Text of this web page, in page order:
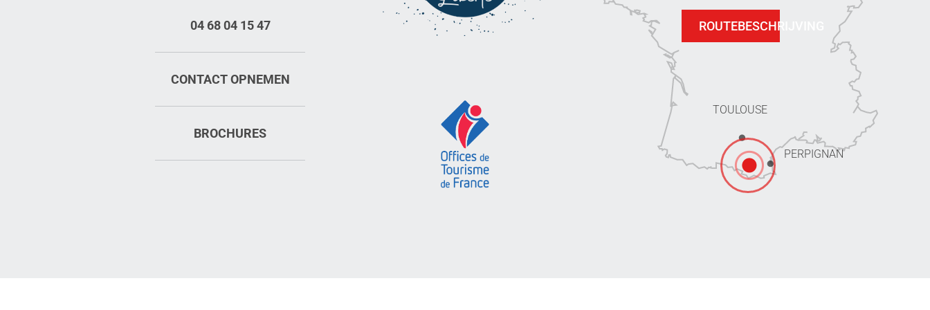
04 68 04 15 47
CONTACT OPNEMEN
BROCHURES
TOULOUSE
PERPIGNAN
ROUTEBESCHRIJVING